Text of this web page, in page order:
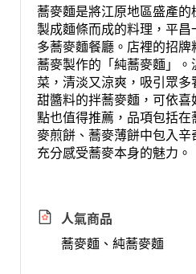
蕎麥麵是將江原地區盛產
製成麵條而成的料理，平
多蕎麥麵餐廳。店裡的招
蕎麥製作的「純蕎麥麵」
菜，清淡又涼爽，吸引眾
甜醬料的拌蕎麥麵，可依
點也值得推薦，品項包括
麥煎餅、蕎麥薄餅中包入
充分感受蕎麥本身的魅力。
人氣商品
蕎麥麵、純蕎麥麵